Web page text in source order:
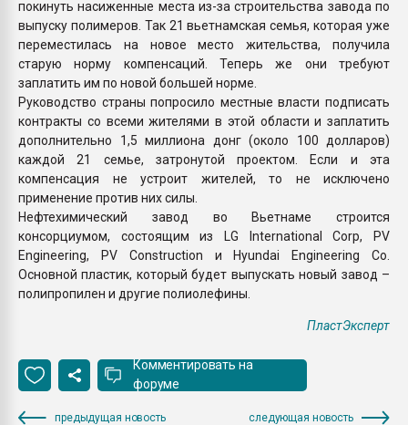
покинуть насиженные места из-за строительства завода по
выпуску полимеров. Так 21 вьетнамская семья, которая уже
переместилась на новое место жительства, получила
старую норму компенсаций. Теперь же они требуют
заплатить им по новой большей норме.
Руководство страны попросило местные власти подписать
контракты со всеми жителями в этой области и заплатить
дополнительно 1,5 миллиона донг (около 100 долларов)
каждой 21 семье, затронутой проектом. Если и эта
компенсация не устроит жителей, то не исключено
применение против них силы.
Нефтехимический завод во Вьетнаме строится
консорциумом, состоящим из LG International Corp, PV
Engineering, PV Construction и Hyundai Engineering Co.
Основной пластик, который будет выпускать новый завод –
полипропилен и другие полиолефины.
ПластЭксперт
Комментировать на
форуме
предыдущая новость следующая новость